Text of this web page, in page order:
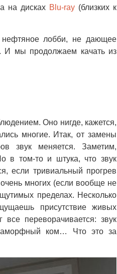
на дисках Blu-ray(близких к
нефтяное лобби, не дающее
И мы продолжаем качать из
Оно нигде, кажется,
многие. Итак, от замены
звук меняется. Заметим,
в том-то и штука, что звук
если тривиальный прогрев
многих (если вообще не
пределах. Несколько
присутствие живых
переворачивается: звук
аморфный ком… Что это за